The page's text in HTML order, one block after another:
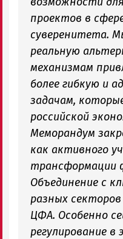
проектов в
суверенитета.
реальную
механизмам
более гибкую и
задачам,
российской
Меморандум
как активного
трансформации
Объединение с
разных
ЦФА. Особенно
регулирование